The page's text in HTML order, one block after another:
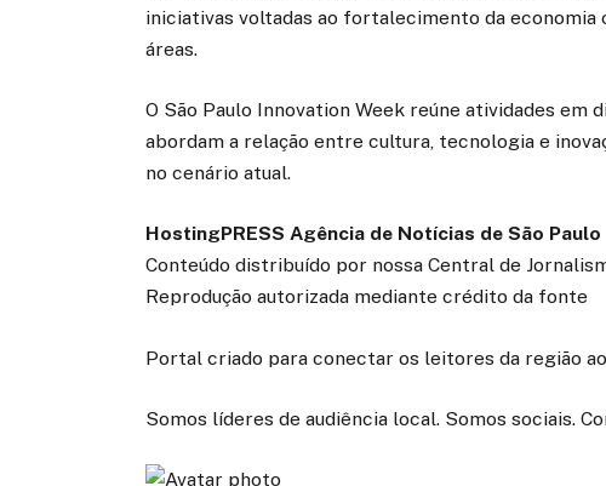
iniciativas voltadas ao fortalecimento da
áreas.
O São Paulo Innovation Week reúne atividades
abordam a relação entre cultura, tecnologia e
no cenário atual.
HostingPRESS Agência de Notícias de São Paulo
Conteúdo distribuído por nossa Central de
Reprodução autorizada mediante crédito da fonte
Portal criado para conectar os leitores da região
Somos líderes de audiência local. Somos sociais.